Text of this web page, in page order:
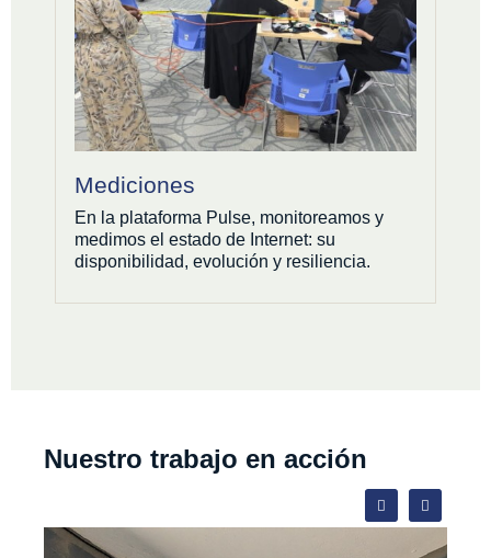
Mediciones
En la plataforma Pulse, monitoreamos y
medimos el estado de Internet: su
disponibilidad, evolución y resiliencia.
Nuestro trabajo en acción